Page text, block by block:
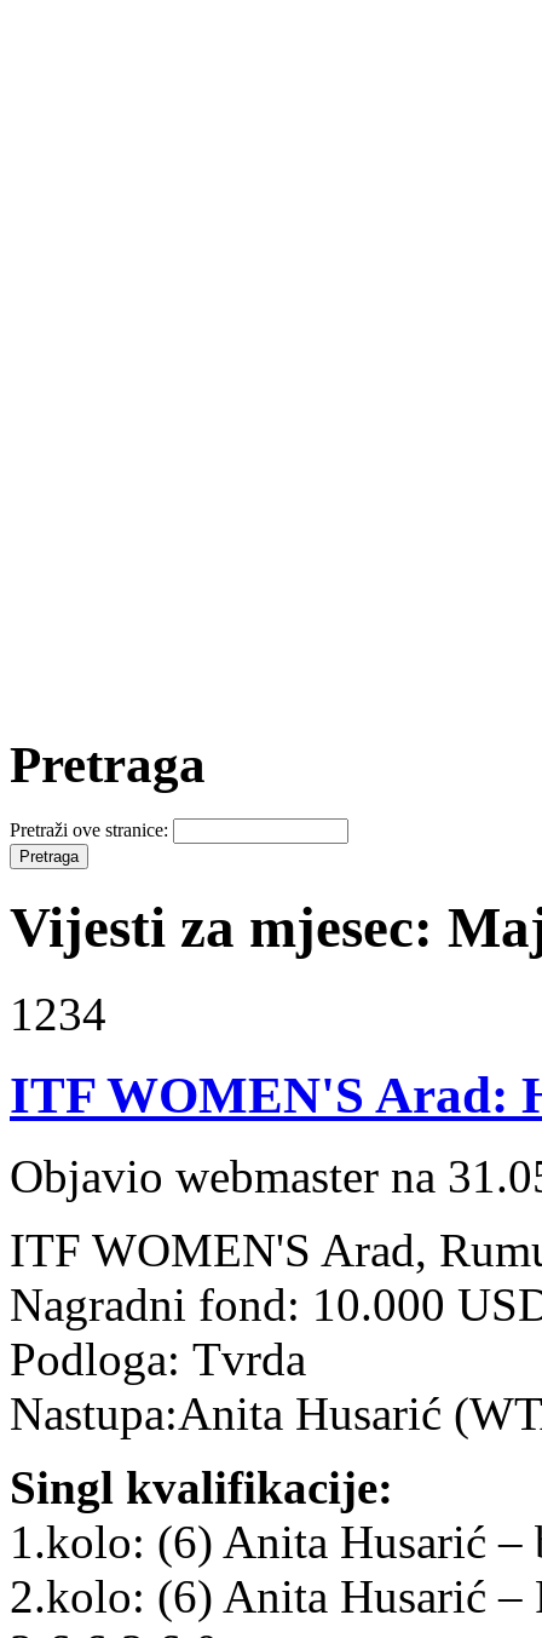
Pretraga
Pretraži ove stranice:
Vijesti za mjesec:
1234
ITF WOMEN'S Arad:
Objavio webmaster na
ITF WOMEN'S Arad,
Nagradni fond: 10.000
Podloga: Tvrda
Nastupa:Anita Husarić
Singl kvalifikacije:
1.kolo: (6) Anita Husarić –
2.kolo: (6) Anita Husarić